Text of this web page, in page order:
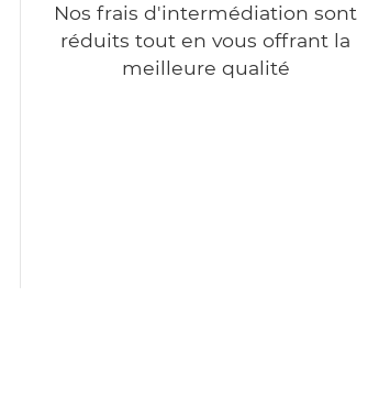
Nos frais d'intermédiation sont
réduits tout en vous offrant la
meilleure qualité